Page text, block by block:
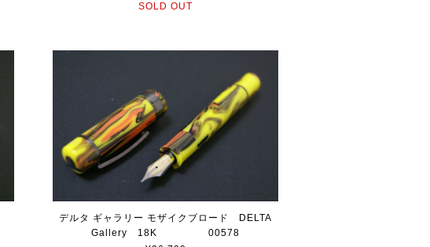
SOLD OUT
デルタ ギャラリー モザイクブロード DELTA
Gallery 18K 00578